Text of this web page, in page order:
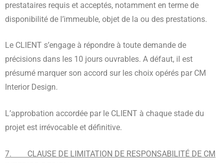
prestataires requis et acceptés, notamment en terme de
disponibilité de l’immeuble, objet de la ou des prestations.
Le CLIENT s’engage à répondre à toute demande de
précisions dans les 10 jours ouvrables. A défaut, il est
présumé marquer son accord sur les choix opérés par CM
Interior Design.
L’approbation accordée par le CLIENT à chaque stade du
projet est irrévocable et définitive.
7. CLAUSE DE LIMITATION DE RESPONSABILITÉ DE CM